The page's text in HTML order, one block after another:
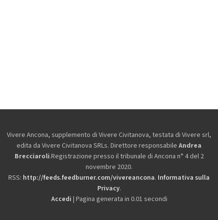
Vivere Ancona, supplemento di Vivere Civitanova, testata di Vivere srl,
edita da Vivere Civitanova SRLs. Direttore responsabile Andrea
Brecciaroli.Registrazione presso il tribunale di Ancona n° 4 del 2
novembre 2020.
RSS: http://feeds.feedburner.com/vivereancona. Informativa sulla
Privacy.
Accedi | Pagina generata in 0.01 secondi